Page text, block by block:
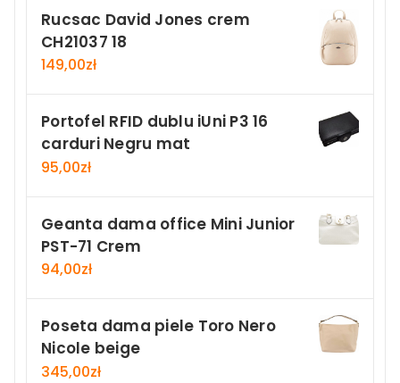
Rucsac David Jones crem
CH21037 18
149,00zł
Portofel RFID dublu iUni P3 16
carduri Negru mat
95,00zł
Geanta dama office Mini Junior
PST-71 Crem
94,00zł
Poseta dama piele Toro Nero
Nicole beige
345,00zł